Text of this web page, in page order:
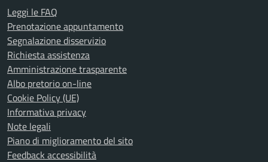
Leggi le FAQ
Prenotazione appuntamento
Segnalazione disservizio
Richiesta assistenza
Amministrazione trasparente
Albo pretorio on-line
Cookie Policy (UE)
Informativa privacy
Note legali
Piano di miglioramento del sito
Feedback accessibilità